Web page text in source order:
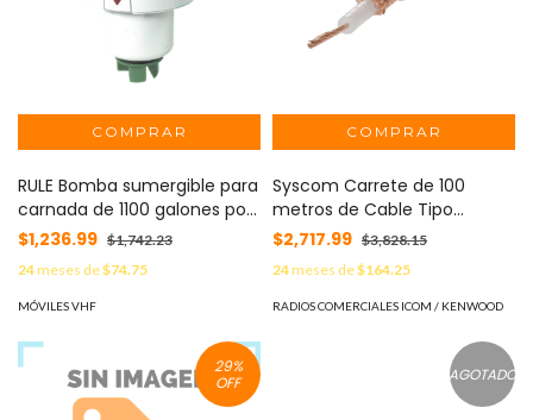
RULE Bomba sumergible para
carnada de 1100 galones por
hora, a 12 Volts de corriente
directa. MOD: 47DR
$1,236.99 $1,742.23
24meses de$74.75
MÓVILES VHF
Syscom Carrete de 100
metros de Cable Tipo
RG58AU, con Forro Blanco
MOD: LPRG58AU/100
$2,717.99 $3,828.15
24meses de$164.25
RADIOS COMERCIALES ICOM / KENWOOD
29%
OFF
AGOTADO